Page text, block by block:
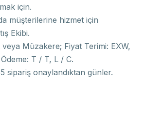
için.
müşterilerine hizmet için
Ekibi.
veya Müzakere; Fiyat Terimi: EXW,
T / T, L / C.
sipariş onaylandıktan günler.